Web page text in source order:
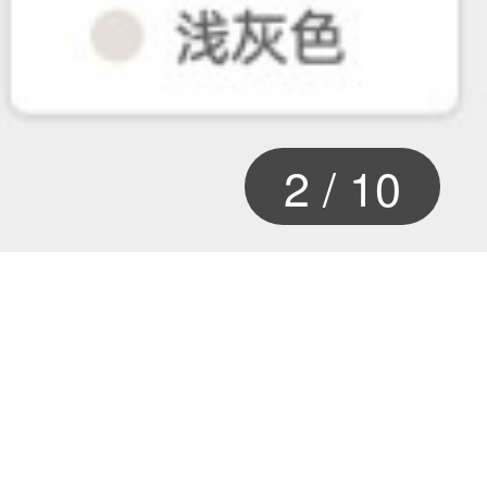
2 / 10